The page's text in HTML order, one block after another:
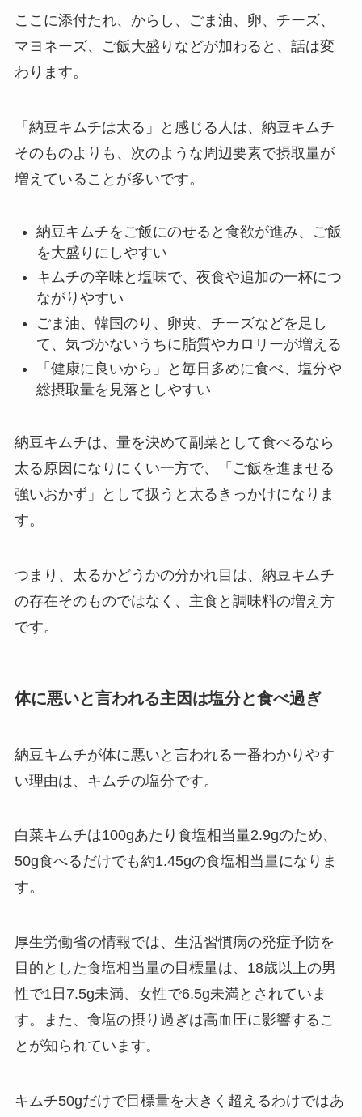
ここに添付たれ、からし、ごま油、卵、チーズ、
マヨネーズ、ご飯大盛りなどが加わると、話は変
わります。
「納豆キムチは太る」と感じる人は、納豆キムチ
そのものよりも、次のような周辺要素で摂取量が
増えていることが多いです。
納豆キムチをご飯にのせると食欲が進み、ご飯
を大盛りにしやすい
キムチの辛味と塩味で、夜食や追加の一杯につ
ながりやすい
ごま油、韓国のり、卵黄、チーズなどを足し
て、気づかないうちに脂質やカロリーが増える
「健康に良いから」と毎日多めに食べ、塩分や
総摂取量を見落としやすい
納豆キムチは、量を決めて副菜として食べるなら
太る原因になりにくい一方で、「ご飯を進ませる
強いおかず」として扱うと太るきっかけになりま
す。
つまり、太るかどうかの分かれ目は、納豆キムチ
の存在そのものではなく、主食と調味料の増え方
です。
体に悪いと言われる主因は塩分と食べ過ぎ
納豆キムチが体に悪いと言われる一番わかりやす
い理由は、キムチの塩分です。
白菜キムチは100gあたり食塩相当量2.9gのため、
50g食べるだけでも約1.45gの食塩相当量になりま
す。
厚生労働省の情報では、生活習慣病の発症予防を
目的とした食塩相当量の目標量は、18歳以上の男
性で1日7.5g未満、女性で6.5g未満とされていま
す。また、食塩の摂り過ぎは高血圧に影響するこ
とが知られています。
キムチ50gだけで目標量を大きく超えるわけではあ